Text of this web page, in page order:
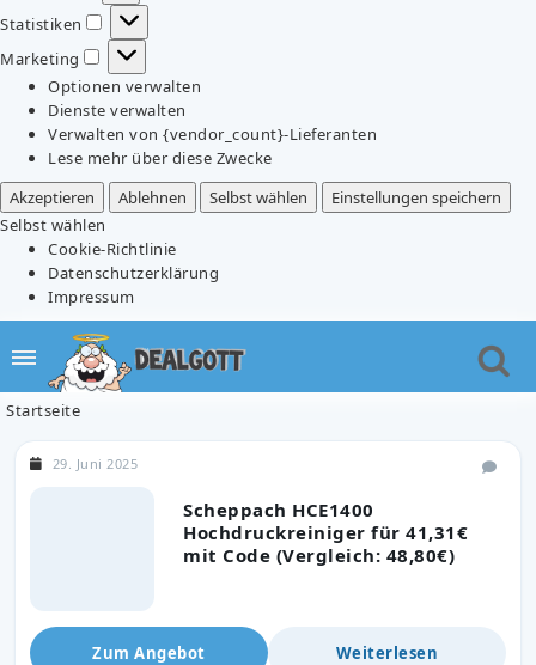
Statistiken
Statistiken
Marketing
Marketing
Optionen verwalten
Dienste verwalten
Verwalten von {vendor_count}-Lieferanten
Lese mehr über diese Zwecke
Akzeptieren
Ablehnen Selbst wählen
Einstellungen speichern
Selbst wählen
Cookie-Richtlinie
Datenschutzerklärung
Impressum
Startseite
Scheppach HCE1400
Hochdruckreiniger für 41,31€
mit Code (Vergleich: 48,80€)
29. Juni 2025
Zum Angebot Weiterlesen